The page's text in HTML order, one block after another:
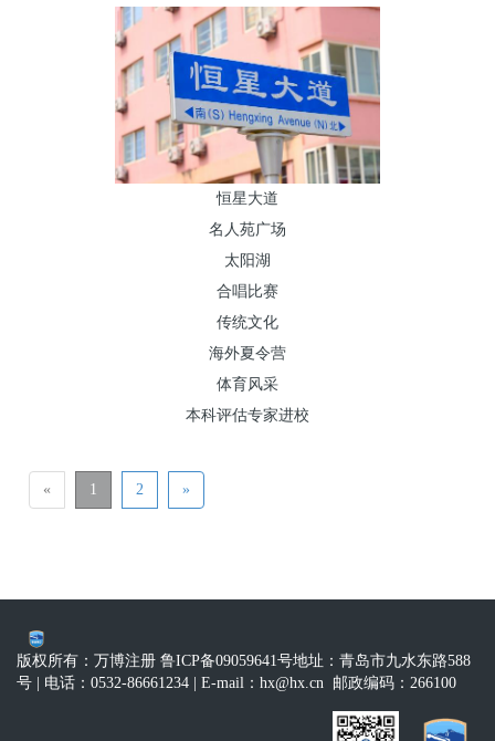
恒星大道
名人苑广场
太阳湖
合唱比赛
传统文化
海外夏令营
体育风采
本科评估专家进校
« 1 2 »
版权所有：万博注册 鲁ICP备09059641号地址：青岛市九水东路588
号 | 电话：0532-86661234 | E-mail： hx@hx.cn 邮政编码：266100